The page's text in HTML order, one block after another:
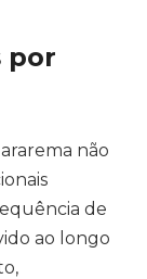
por
não
de
ao longo